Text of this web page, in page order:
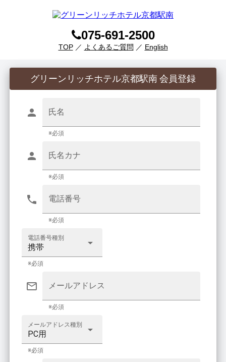
075-691-2500
TOP／ よくあるご質問 ／ English
グリーンリッチホテル京都駅南 会員登録
氏名
※必須
氏名カナ
※必須
電話番号
※必須
電話番号種別
携帯
※必須
メールアドレス
※必須
メールアドレス種別
PC用
※必須